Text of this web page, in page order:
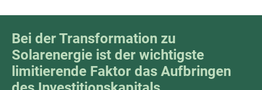
Bei der Transformation zu
Solarenergie ist der wichtigste
limitierende Faktor das Aufbringen